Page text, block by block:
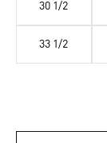
30 1/2
33 1/2